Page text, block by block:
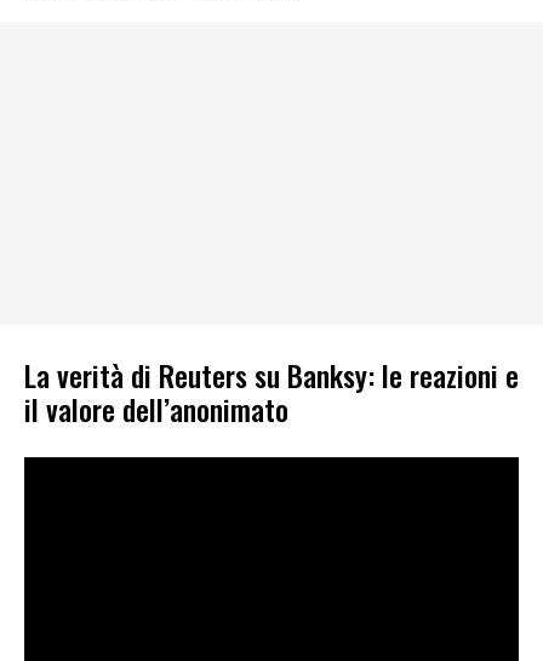
La verità di Reuters su Banksy: le reazioni e
il valore dell’anonimato